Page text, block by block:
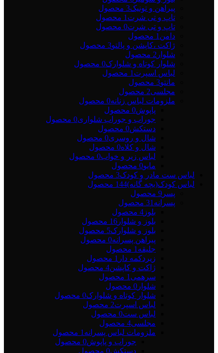
پیراهن و تونیک3 محصول
تاپ و تی شرت 1 محصول
تاپ و تی شرت0 محصول
دامن 1 محصول
ژاکت ،کاپشن و پالتو3 محصول
شلوار 2 محصول
شلوار کوتاه و شلوارک0 محصول
لباس اسپرت 1 محصول
مانتو3 محصول
مجلسی2 محصول
ملزومات لباس زنانه0 محصول
پاپوش0 محصول
جوراب و جوراب شلواری0 محصول
دستکش0 محصول
شال و روسری0 محصول
شال و کلاه0 محصول
لباس زیر و خواب0 محصول
مایو0 محصول
لباس ست مادر و کودک3 محصول
لباس کودک(بچه گانه)144 محصول
پسر 9 محصول
پسرانه 31 محصول
بلوز 4 محصول
بلوز و شلوار 16 محصول
بلوز و شلوارک5 محصول
پیراهن پسرانه0 محصول
جلیقه 1 محصول
زیردکمه دار 1 محصول
ژاکت و کاپشن4 محصول
سرهمی 1 محصول
شلوار 0 محصول
شلوار کوتاه و شلوارک0 محصول
لباس اسپرت2 محصول
لباس ست0 محصول
مجلسی4 محصول
ملزومات لباس پسرانه 1 محصول
جوراب و پاپوش0 محصول
دستکش0 محصول